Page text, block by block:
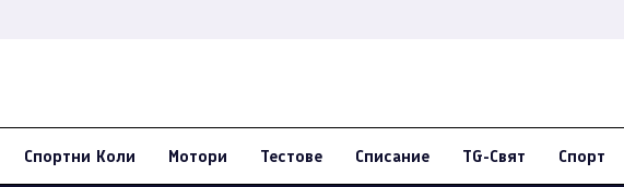
Спортни Коли Мотори Тестове Списание TG-Свят Спорт